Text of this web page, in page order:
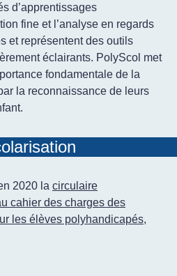
d’apprentissages
fine et l’analyse en regards
et représentent des outils
éclairants. PolyScol met
fondamentale de la
la reconnaissance de leurs
2020 la circulaire
cahier des charges des
les élèves polyhandicapés,